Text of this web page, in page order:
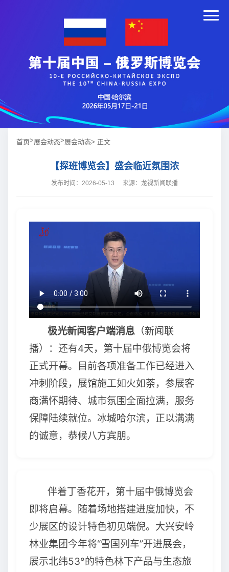
首页>展会动态>展会动态> 正文
【探班博览会】盛会临近氛围浓
发布时间：2026-05-13 来源：龙视新闻联播
极光新闻客户端消息 （新闻联
播）：还有4天，第十届中俄博览会将
正式开幕。目前各项准备工作已经进入
冲刺阶段，展馆施工如火如荼，参展客
商满怀期待、城市氛围全面拉满，服务
保障陆续就位。冰城哈尔滨，正以满满
的诚意，恭候八方宾朋。
伴着丁香花开，第十届中俄博览会
即将启幕。随着场地搭建进度加快，不
少展区的设计特色初见端倪。大兴安岭
林业集团今年将“雪国列车”开进展会，
展示北纬53°的特色林下产品与生态旅